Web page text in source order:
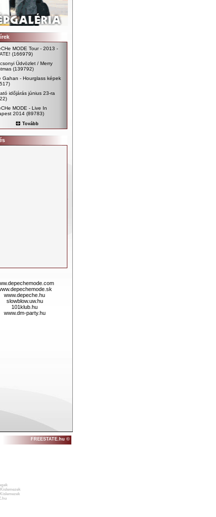
MODE Tour - 2013 -
(166979)
Üdvözlet / Merry
(139792)
Gahan - Hourglass képek
időjárás június 23-ra
MODE - Live In
2014 (89783)
Tovább
www.depeche.hu
slowblow.uw.hu
101klub.hu
www.dm-party.hu
FREESTATE.hu ©